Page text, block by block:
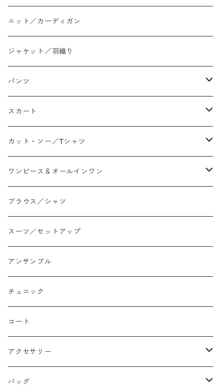
ニット／カーディガン
ジャケット／羽織り
パンツ
テーパード
ワイド
スリム/スキニー
ジョガー
イージーパンツ/履き込み
コクーン/バレル/カーブ
ストレート
スカート
ストレート/タイト
フレア
アシンメトリー/切り替え
プリント柄
チェック
リバーシブル
バルーン
カット・ソー／Tシャツ
Tシャツ
ロンtee
ノースリーブ
ワンピース＆オールインワン
ワンピース
ジャンスカ
サロペット オールインワン
ブラウス／シャツ
スーツ／セットアップ
アンサンブル
チュニック
コート
アクセサリー
ネックレス
バッグ